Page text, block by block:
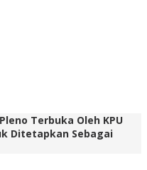
Terbuka Oleh KPU
Ditetapkan Sebagai